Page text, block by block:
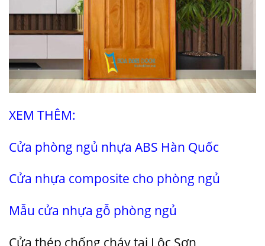
XEM THÊM:
Cửa phòng ngủ nhựa ABS Hàn Quốc
Cửa nhựa composite cho phòng ngủ
Mẫu cửa nhựa gỗ phòng ngủ
Cửa thép chống cháy tại Lộc Sơn